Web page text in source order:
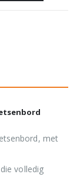
met
volledig